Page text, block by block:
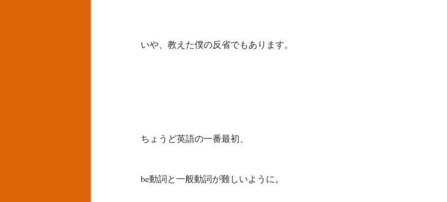
いや、教えた僕の反省でもあります。
ちょうど英語の一番最初、
be動詞と一般動詞が難しいように。